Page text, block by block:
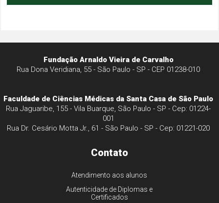
Fundação Arnaldo Vieira de Carvalho
Rua Dona Veridiana, 55 - São Paulo - SP - CEP 01238-010
Faculdade de Ciências Médicas da Santa Casa de São Paulo
Rua Jaguaribe, 155 - Vila Buarque, São Paulo - SP - Cep: 01224-
001
Rua Dr. Cesário Motta Jr., 61 - São Paulo - SP - Cep: 01221-020
Contato
Atendimento aos alunos
Autenticidade de Diplomas e
Certificados